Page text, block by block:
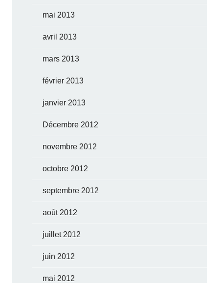
mai 2013
avril 2013
mars 2013
février 2013
janvier 2013
Décembre 2012
novembre 2012
octobre 2012
septembre 2012
août 2012
juillet 2012
juin 2012
mai 2012